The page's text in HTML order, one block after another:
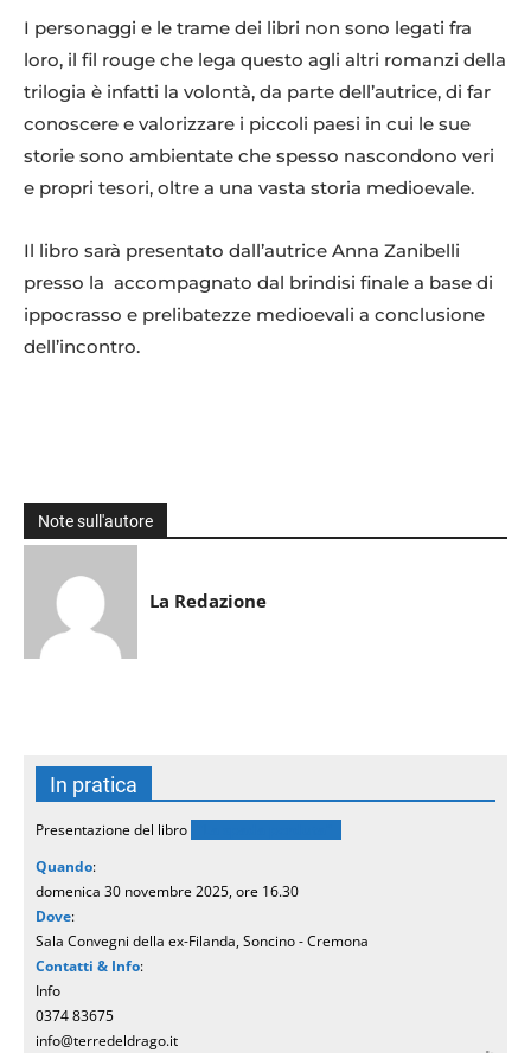
I personaggi e le trame dei libri non sono legati fra
loro, il fil rouge che lega questo agli altri romanzi della
trilogia è infatti la volontà, da parte dell’autrice, di far
conoscere e valorizzare i piccoli paesi in cui le sue
storie sono ambientate che spesso nascondono veri
e propri tesori, oltre a una vasta storia medioevale.
Il libro sarà presentato dall’autrice Anna Zanibelli
presso la accompagnato dal brindisi finale a base di
ippocrasso e prelibatezze medioevali a conclusione
dell’incontro.
Note sull'autore
La Redazione
In pratica
Presentazione del libro
Quando:
domenica 30 novembre 2025, ore 16.30
Dove:
Sala Convegni della ex-Filanda, Soncino - Cremona
Contatti & Info:
Info
0374 83675
info@terredeldrago.it